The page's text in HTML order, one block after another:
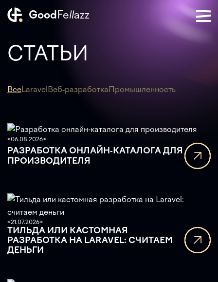
GoodFellazz
СТАТЬИ
ВсеLaravelВеб-разработкаПромышленность
РАЗРАБОТКА ОНЛАЙН-КАТАЛОГА ДЛЯ
ПРОИЗВОДИТЕЛЯ
<06.08.2026>
ТИЛЬДА ИЛИ КАСТОМНАЯ
РАЗРАБОТКА НА LARAVEL: СЧИТАЕМ
ДЕНЬГИ
<21.07.2026>